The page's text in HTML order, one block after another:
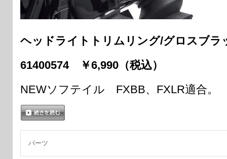
ヘッドライトトリムリング/グロスブラ
61400574 ￥6,990（税込）
NEWソフテイル FXBB、FXLR適合。
パーツ